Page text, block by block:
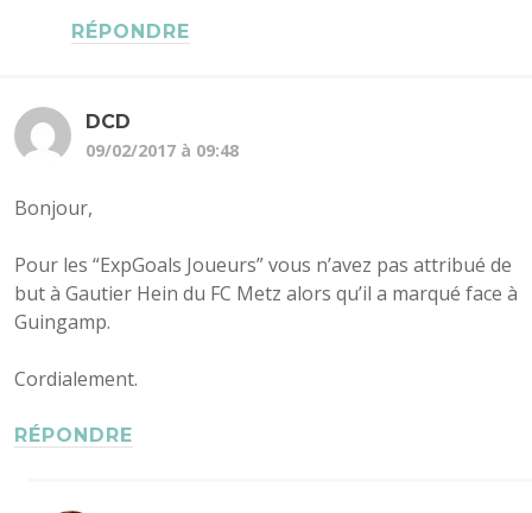
RÉPONDRE
DCD
09/02/2017 à 09:48
Bonjour,
Pour les “ExpGoals Joueurs” vous n’avez pas attribué de
but à Gautier Hein du FC Metz alors qu’il a marqué face à
Guingamp.
Cordialement.
RÉPONDRE